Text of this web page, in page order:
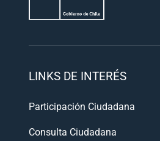
LINKS DE INTERÉS
Participación Ciudadana
Consulta Ciudadana